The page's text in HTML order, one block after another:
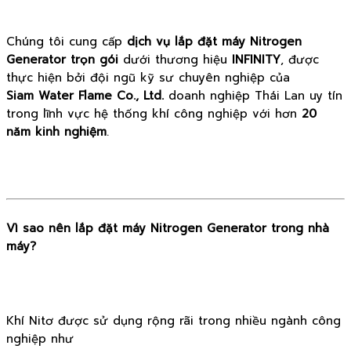
Chúng tôi cung cấp dịch vụ lắp đặt máy Nitrogen
Generator trọn gói dưới thương hiệu INFINITY, được
thực hiện bởi đội ngũ kỹ sư chuyên nghiệp của
Siam Water Flame Co., Ltd. doanh nghiệp Thái Lan uy tín
trong lĩnh vực hệ thống khí công nghiệp với hơn 20
năm kinh nghiệm.
Vì sao nên lắp đặt máy Nitrogen Generator trong nhà
máy?
Khí Nitơ được sử dụng rộng rãi trong nhiều ngành công
nghiệp như